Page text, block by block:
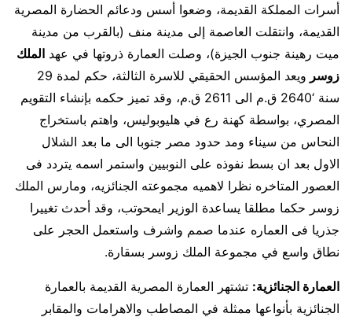
أسرات المملكة القديمة، وضعوا أسس ودعائم الحضارة المصرية
القديمة، وانتقلت العاصمة إلى مدينة منف (بالقرب من مدينة
ميت رهينة جنوب الجيزة)، وصلت العمارة ذروتها في عهد الملك
زوسر
ويعد المؤسس الحقيقي للاسرة الثالثة، حكم لمدة 29
سنة ‘2640 ق.م الى 2611 ق.م، وقد تميز حكمه بإنشاء التقويم
المصري، بواسطة كهنة رع في هليوبوليس، واهتم باستخراج
النحاس من سيناء ومد حدود مصر جنوبا الى ما بعد الشلال
الاول بعد ان بسط نفوذه على النوبيين واستمر اسمه يتردد فى
العصور المتاخره نظرا لاهميه مجموعته الجنائزيه، ومارس الملك
زوسر حكما مطلقا يساعدة الوزير ايمحوتب، وقد أحدث تغييرا
جذريا فى العماره عندما صمم واشرف واستعمل الحجر على
نطاق واسع في مجموعة الملك زوسر بسقارة.
العمارة الجنائزية: تشتهر العمارة المصرية القديمة بالعمارة
الجنائزية بأنواعها ممثلة في المصاطب والاهرامات والمقابر